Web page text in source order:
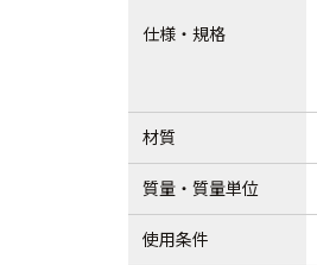
仕様・規格
材質
質量・質量単位
使用条件